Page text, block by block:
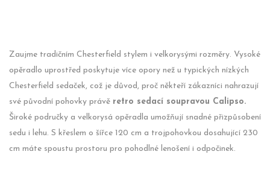
Zaujme tradičním Chesterfield stylem i velkorysými rozměry. Vysoké
opěradlo uprostřed poskytuje více opory než u typických nízkých
Chesterfield sedaček, což je důvod, proč někteří zákazníci nahrazují
své původní pohovky právě retro sedací soupravou Calipso.
Široké područky a velkorysá opěradla umožňují snadné přizpůsobení
sedu i lehu. S křeslem o šířce 120 cm a trojpohovkou dosahující 230
cm máte spoustu prostoru pro pohodlné lenošení i odpočinek.